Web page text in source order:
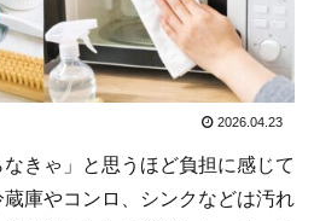
2026.04.23
きゃ」と思うほど負担に感じて
庫やコンロ、シンクなどは汚れ